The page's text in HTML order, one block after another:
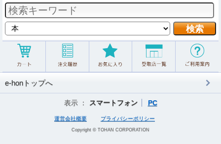
e-honトップへ
表示 ： スマートフォン PC
運営会社概要 プライバシーポリシー
Copyright © TOHAN CORPORATION